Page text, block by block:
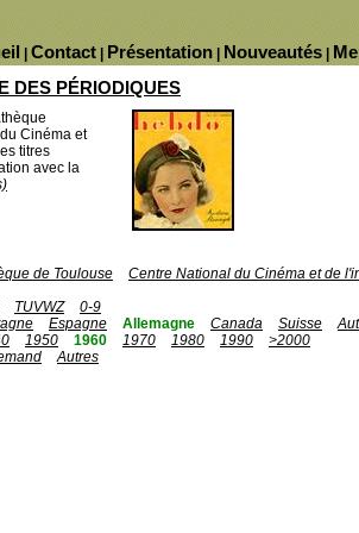
Nouveautés
Présentation
Contact
DES PÉRIODIQUES
Cinéma et
titres
avec la
de Toulouse
Centre National du Cinéma et de
TUVWZ
0-9
Espagne Allemagne Canada Suisse
1950 1960 1970 1980 1990
>2000
Autres